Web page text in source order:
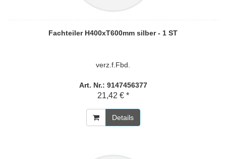
Fachteiler H400xT600mm silber - 1 ST
verz.f.Fbd.
Art. Nr.: 9147456377
21,42 € *
Details